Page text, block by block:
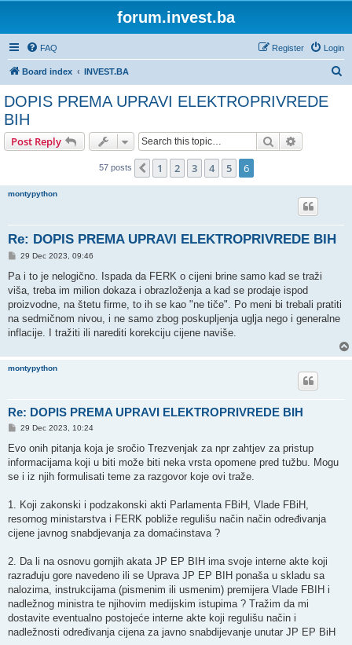
forum.invest.ba
FAQ Login
Register
Board index INVEST.BA
DOPIS PREMA UPRAVI ELEKTROPRIVREDE
BIH
Post Reply Search
57 posts Previous
1 2 3 4 5 6
montypython
Re: DOPIS PREMA UPRAVI ELEKTROPRIVREDE BIH
P
s
29 Dec 2023, 09:46
Pa i to je nelogično. Ispada da FERK o cijeni brine samo kad se traži
viša, treba im milion dokaza i obrazloženja a kad se prodaje ispod
proizvodne, na štetu firme, to ih se kao "ne tiče". Po meni bi trebali pratiti
na sedmičnom nivou, i ne samo zbog poskupljenja uglja nego i generalne
inflacije. I tražiti ili narediti korekciju cijene naviše.
montypython
Re: DOPIS PREMA UPRAVI ELEKTROPRIVREDE BIH
P
s
29 Dec 2023, 10:24
Evo onih pitanja koja je sročio Trezvenjak za npr zahtjev za pristup
informacijama koji u biti može biti neka vrsta opomene pred tužbu. Mogu
se i iz njih formulisati teme za razgovor koje ovi traže.
1. Koji zakonski i podzakonski akti Parlamenta FBiH, Vlade FBiH,
resornog ministarstva i FERK pobliže regulišu način način određivanja
cijene javnog snabdjevanja za domaćinstava ?
2. Da li na osnovu gornjih akata JP EP BIH ima svoje interne akte koji
razrađuju gore navedeno ili se Uprava JP EP BIH ponaša u skladu sa
nalozima, instrukcijama (pismenim ili usmenim) premijera Vlade FBIH i
nadležnog ministra te njihovim medijskim istupima ? Tražim da mi
dostavite eventualno postojeće interne akte koji regulišu način i
nadležnosti određivanja cijena za javno snabdijevanje unutar JP EP BiH